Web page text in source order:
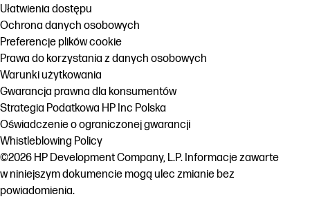
Ułatwienia dostępu
Ochrona danych osobowych
Preferencje plików cookie
Prawa do korzystania z danych osobowych
Warunki użytkowania
Gwarancja prawna dla konsumentów
Strategia Podatkowa HP Inc Polska
Oświadczenie o ograniczonej gwarancji
Whistleblowing Policy
©2026 HP Development Company, L.P. Informacje zawarte
w niniejszym dokumencie mogą ulec zmianie bez
powiadomienia.